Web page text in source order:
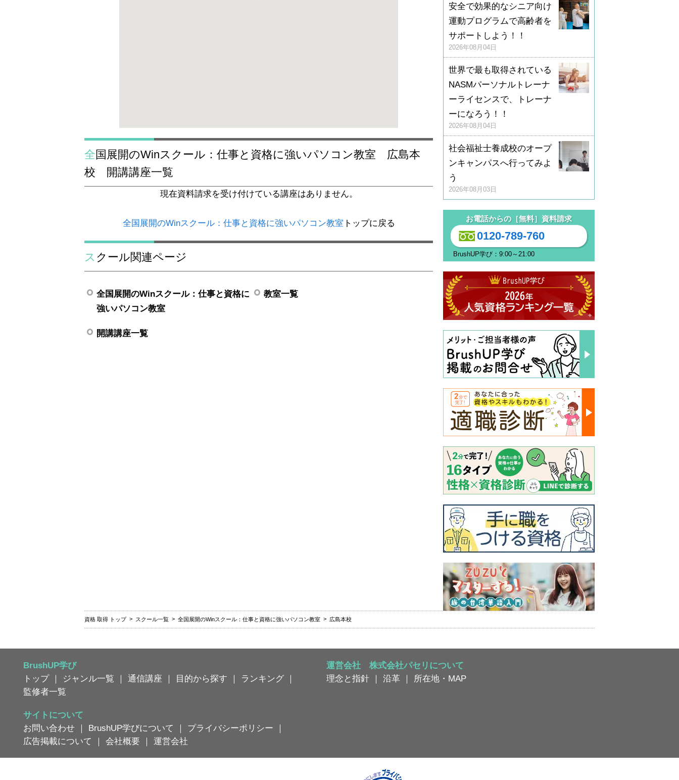
全国展開のWinスクール：仕事と資格に強いパソコン教室 広島本
校 開講講座一覧
現在資料請求を受け付けている講座はありません。
全国展開のWinスクール：仕事と資格に強いパソコン教室 トップに戻る
スクール関連ページ
全国展開のWinスクール：仕事と資格に
強いパソコン教室
教室一覧
開講講座一覧
安全で効果的なシニア向け
運動プログラムで高齢者を
サポートしよう！！
2026年08月04日
世界で最も取得されている
NASMパーソナルトレーナ
ーライセンスで、トレーナ
ーになろう！！
2026年08月04日
社会福祉士養成校のオープ
ンキャンパスへ行ってみよ
う
2026年08月03日
お電話からの［無料］資料請求
0120-789-760
BrushUP学び：9:00～21:00
資格 取得 トップ スクール一覧 全国展開のWinスクール：仕事と資格に強いパソコン教室 広島本校
BrushUP学び
トップ
ジャンル一覧 ｜通信講座 目的から探す ランキング
監修者一覧
サイトについて
お問い合わせ
BrushUP学びについて プライバシーポリシー
広告掲載について
｜会社概要 ｜運営会社
運営会社 株式会社パセリについて
理念と指針｜ 沿革｜ 所在地・MAP